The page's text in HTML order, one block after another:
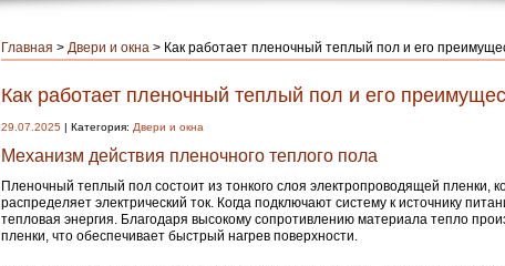
Главная > Двери и окна > Как работает пленочный теплый пол и его
Как работает пленочный теплый пол и его
29.07.2025 | Категория: Двери и окна
Механизм действия пленочного теплого пола
Пленочный теплый пол состоит из тонкого слоя электропроводящей пленки,
распределяет электрический ток. Когда подключают систему к источнику
тепловая энергия. Благодаря высокому сопротивлению материала тепло
пленки, что обеспечивает быстрый нагрев поверхности.